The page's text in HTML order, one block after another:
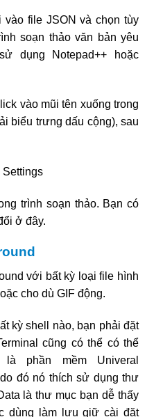
vào file JSON và chọn tùy
soạn thảo văn bản yêu
dụng Notepad++ hoặc
vào mũi tên xuống trong
biểu trưng dấu cộng), sau
trình soạn thảo. Bạn có
ở đây.
với bất kỳ loại file hình
cho dù GIF động.
kỳ shell nào, bạn phải đặt
cũng có thể có thể
là phần mềm Univeral
đó nó thích sử dụng thư
là thư mục bạn dễ thấy
dùng làm lưu giữ cài đặt